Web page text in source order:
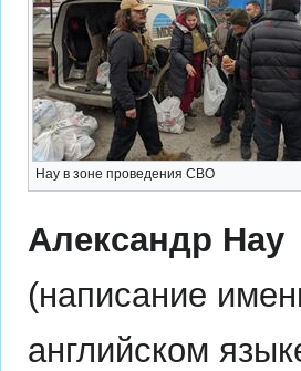
Нау в зоне проведения СВО
Александр Нау
(написание
английском